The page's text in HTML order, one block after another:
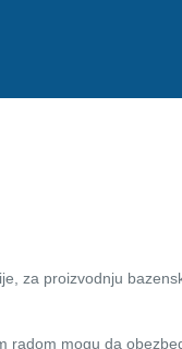
za proizvodnju
radom mogu da